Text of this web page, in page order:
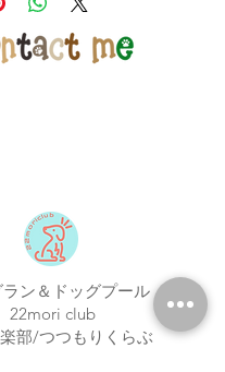
い
別価格で通常発送をご選
場合はご注文の修正また
ございますが、特別な理
上記納期以内とお考え下
庫はメーカー国内在庫と
ておりますが、タイミン
切れる場合もございます
ラン＆ドッグプール
22mori club
部/つつもりくらぶ